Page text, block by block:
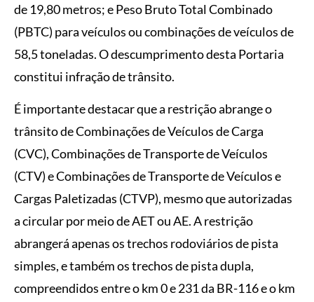
de 19,80 metros; e Peso Bruto Total Combinado
(PBTC) para veículos ou combinações de veículos de
58,5 toneladas. O descumprimento desta Portaria
constitui infração de trânsito.
É importante destacar que a restrição abrange o
trânsito de Combinações de Veículos de Carga
(CVC), Combinações de Transporte de Veículos
(CTV) e Combinações de Transporte de Veículos e
Cargas Paletizadas (CTVP), mesmo que autorizadas
a circular por meio de AET ou AE. A restrição
abrangerá apenas os trechos rodoviários de pista
simples, e também os trechos de pista dupla,
compreendidos entre o km 0 e 231 da BR-116 e o km